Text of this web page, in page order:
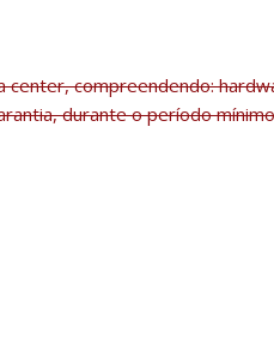
compreendendo:
durante o período